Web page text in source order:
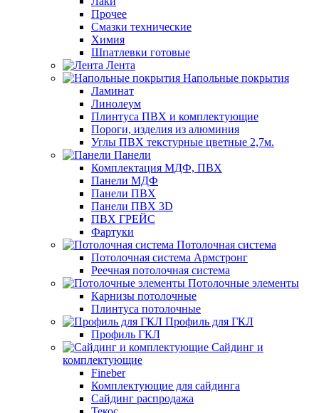
Прочее
Смазки технические
Химия
Шпатлевки готовые
Лента
Напольные покрытия
Ламинат
Линолеум
Плинтуса ПВХ и комплектующие
Пороги, изделия из алюминия
Углы ПВХ текстурные цветные 2,7м.
Панели
Комплектация МДФ, ПВХ
Панели МДФ
Панели ПВХ
Панели ПВХ 3D
ПВХ ГРЕЙС
Фартуки
Потолочная система
Потолочная система Армстронг
Реечная потолочная система
Потолочные элементы
Карнизы потолочные
Плинтуса потолочные
Профиль для ГКЛ
Профиль ГКЛ
Сайдинг и
комплектующие
Fineber
Комплектующие для сайдинга
Сайдинг распродажа